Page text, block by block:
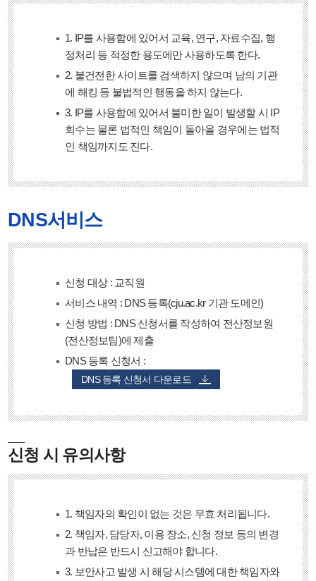
1. IP를 사용함에 있어서 교육, 연구, 자료수집, 행
정처리 등 적정한 용도에만 사용하도록 한다.
2. 불건전한 사이트를 검색하지 않으며 남의 기관
에 해킹 등 불법적인 행동을 하지 않는다.
3. IP를 사용함에 있어서 불미한 일이 발생할 시 IP
회수는 물론 법적인 책임이 돌아올 경우에는 법적
인 책임까지도 진다.
DNS서비스
신청 대상 : 교직원
서비스 내역 : DNS 등록(cju.ac.kr 기관 도메인)
신청 방법 : DNS 신청서를 작성하여 전산정보원
(전산정보팀)에 제출
DNS 등록 신청서 :
DNS 등록 신청서 다운로드
신청 시 유의사항
1. 책임자의 확인이 없는 것은 무효 처리됩니다.
2. 책임자, 담당자, 이용 장소, 신청 정보 등의 변경
과 반납은 반드시 신고해야 합니다.
3. 보안사고 발생 시 해당 시스템에 대한 책임자와